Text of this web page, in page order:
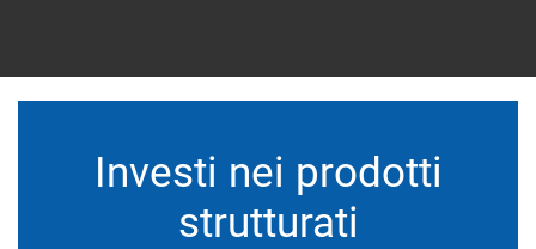
Investi nei prodotti
strutturati